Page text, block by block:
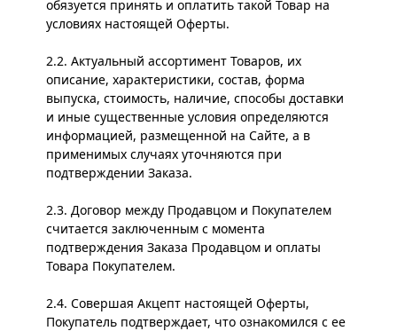
обязуется принять и оплатить такой Товар на
условиях настоящей Оферты.
2.2. Актуальный ассортимент Товаров, их
описание, характеристики, состав, форма
выпуска, стоимость, наличие, способы доставки
и иные существенные условия определяются
информацией, размещенной на Сайте, а в
применимых случаях уточняются при
подтверждении Заказа.
2.3. Договор между Продавцом и Покупателем
считается заключенным с момента
подтверждения Заказа Продавцом и оплаты
Товара Покупателем.
2.4. Совершая Акцепт настоящей Оферты,
Покупатель подтверждает, что ознакомился с ее